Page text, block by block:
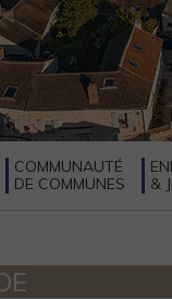
COMMUNAUTÉ
DE COMMUNES
&